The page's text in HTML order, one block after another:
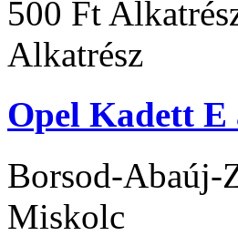
500 Ft
Alkatrész
Opel Kadett E
Borsod-Abaúj-
Miskolc